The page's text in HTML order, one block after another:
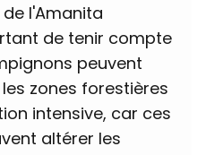
l'Amanita
de tenir compte
peuvent
zones forestières
intensive, car ces
altérer les